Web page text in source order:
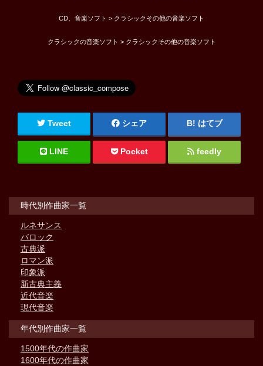
CD、音楽ソフト > クラシックその他の音楽ソフト
クラシックの音楽ソフト > クラシックその他の音楽ソフト
Tweet シェア はてブ
LINE Pocket feedly
時代別作曲家一覧
ルネサンス
バロック
古典派
ロマン派
印象派
新古典主義
近代音楽
現代音楽
年代別作曲家一覧
1500年代の作曲家
1600年代の作曲家